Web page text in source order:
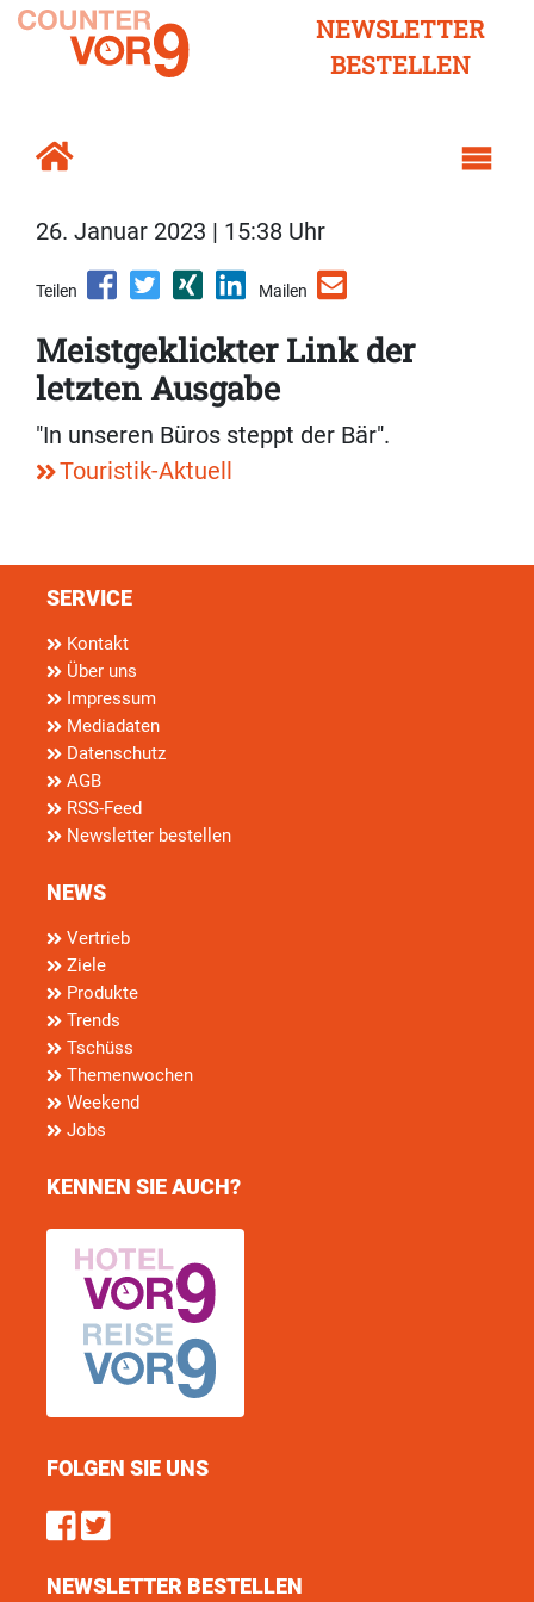
NEWSLETTER
BESTELLEN
26. Januar 2023 | 15:38 Uhr
Teilen Mailen
Meistgeklickter Link der
letzten Ausgabe
"In unseren Büros steppt der Bär".
Touristik-Aktuell
SERVICE
Kontakt
Über uns
Impressum
Mediadaten
Datenschutz
AGB
RSS-Feed
Newsletter bestellen
NEWS
Vertrieb
Ziele
Produkte
Trends
Tschüss
Themenwochen
Weekend
Jobs
KENNEN SIE AUCH?
FOLGEN SIE UNS
Find us on Facebook
Follow us on Twitter
NEWSLETTER BESTELLEN